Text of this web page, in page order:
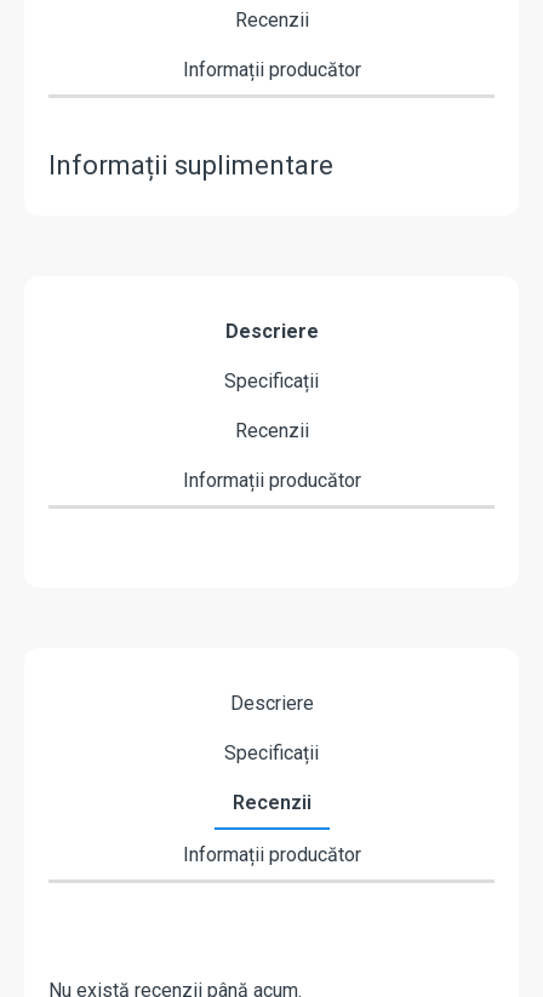
Recenzii
Informații producător
Informații suplimentare
Descriere
Specificații
Recenzii
Informații producător
Descriere
Specificații
Recenzii
Informații producător
Nu există recenzii până acum.